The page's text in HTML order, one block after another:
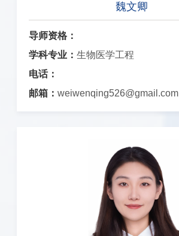
魏文卿
导师资格：
学科专业： 生物医学工程
电话：
邮箱： weiwenqing526@gmail.com